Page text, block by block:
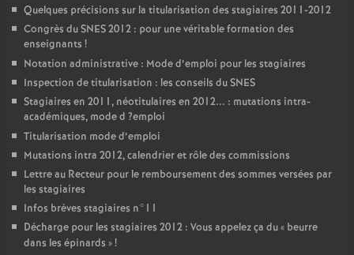
Quelques précisions sur la titularisation des stagiaires 2011-2012
Congrès duSNES2012 : pour une véritable formation des
enseignants !
Notation administrative : Mode d’emploi pour les stagiaires
Inspection de titularisation : les conseils duSNES
Stagiaires en 2011, néotitulaires en 2012... : mutations intra-
académiques, mode d ?emploi
Titularisation mode d’emploi
Mutations intra 2012, calendrier et rôle des commissions
Lettre au Recteur pour le remboursement des sommes versées par
les stagiaires
Infos brèves stagiaires n°11
Décharge pour les stagiaires 2012 : Vous appelez ça du « beurre
dans les épinards »!